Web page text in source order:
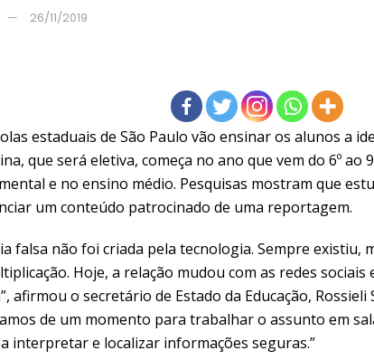
26/11/2019
estaduais de São Paulo vão ensinar os alunos a
que será eletiva, começa no ano que vem do 6º ao
e no ensino médio. Pesquisas mostram que
um conteúdo patrocinado de uma reportagem.
falsa não foi criada pela tecnologia. Sempre existiu,
Hoje, a relação mudou com as redes
afirmou o secretário de Estado da Educação, Rossieli
de um momento para trabalhar o assunto em
interpretar e localizar informações seguras.”